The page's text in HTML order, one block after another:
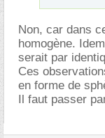
Non, car dans
homogène.
serait par
Ces
en forme de
Il faut passer